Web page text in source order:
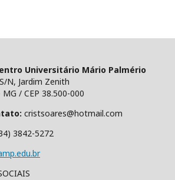
Universitário Mário Palmério
N, Jardim Zenith
/ CEP 38.500-000
cristsoares@hotmail.com
3842-5272